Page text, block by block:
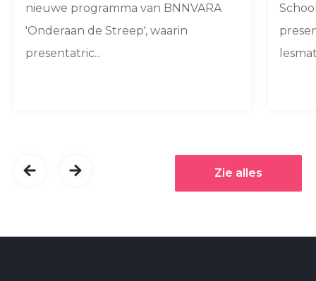
nieuwe programma van BNNVARA
'Onderaan de Streep', waarin
presentatric...
Zie alles